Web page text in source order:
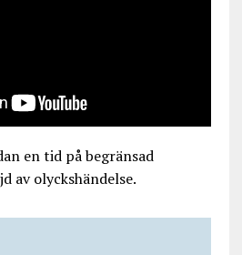
en tid på begränsad
av olyckshändelse.